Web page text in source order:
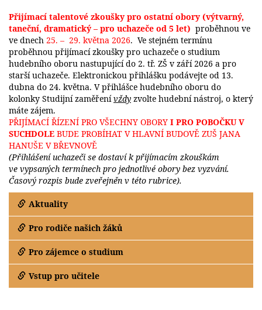
Aktuality
Pro rodiče našich žáků
Pro zájemce o studium
Vstup pro učitele
Přijímací talentové zkoušky pro ostatní obory (výtvarný,
taneční, dramatický – pro uchazeče od 5 let) proběhnou ve
ve dnech 25. – 29. května 2026. Ve stejném termínu
proběhnou přijímací zkoušky pro uchazeče o studium
hudebního oboru nastupující do 2. tř. ZŠ v září 2026 a pro
starší uchazeče. Elektronickou přihlášku podávejte od 13.
dubna do 24. května. V přihlášce hudebního oboru do
kolonky Studijní zaměřenívždy zvolte hudební nástroj, o který
máte zájem.
PŘIJÍMACÍ ŘÍZENÍ PRO VŠECHNY OBORY I PRO POBOČKU V
SUCHDOLE BUDE PROBÍHAT V HLAVNÍ BUDOVĚ ZUŠ JANA
HANUŠE V BŘEVNOVĚ
(Přihlášení uchazeči se dostaví k přijímacím zkouškám
ve vypsaných termínech pro jednotlivé obory bez vyzvání.
Časový rozpis bude zveřejněn v této rubrice).